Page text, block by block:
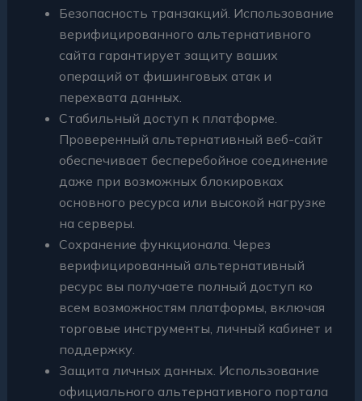
Безопасность транзакций. Использование
верифицированного альтернативного
сайта гарантирует защиту ваших
операций от фишинговых атак и
перехвата данных.
Стабильный доступ к платформе.
Проверенный альтернативный веб-сайт
обеспечивает бесперебойное соединение
даже при возможных блокировках
основного ресурса или высокой нагрузке
на серверы.
Сохранение функционала. Через
верифицированный альтернативный
ресурс вы получаете полный доступ ко
всем возможностям платформы, включая
торговые инструменты, личный кабинет и
поддержку.
Защита личных данных. Использование
официального альтернативного портала